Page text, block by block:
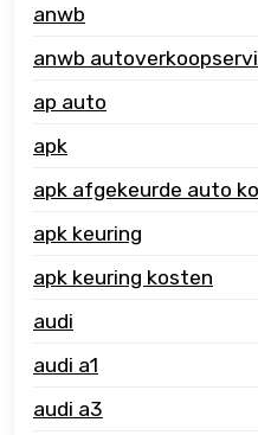
anwb
anwb
ap auto
apk
apk afgekeurde auto
apk keuring
apk keuring kosten
audi
audi a1
audi a3